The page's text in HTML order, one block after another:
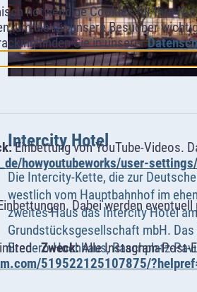
notwendige Cookies für Ihre
um die für unsere Besucher
finden Sie in unserer
Einbettung von YouTube-Videos.
howyoutubeworks/user-
Dabei werden
-Zweck:Alle Instagram-Post-
519522125107875/
Intercity Hotel
Die Intercity-Kette, die zur
westlich vom Hauptbahnhof im
zweites Haus das Intercity Hotel
Grundstücksgesellschaft mbH.
Bredero-Hochhaus, Raschplatz-